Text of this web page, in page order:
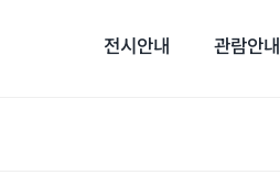
전시안내 관람안내